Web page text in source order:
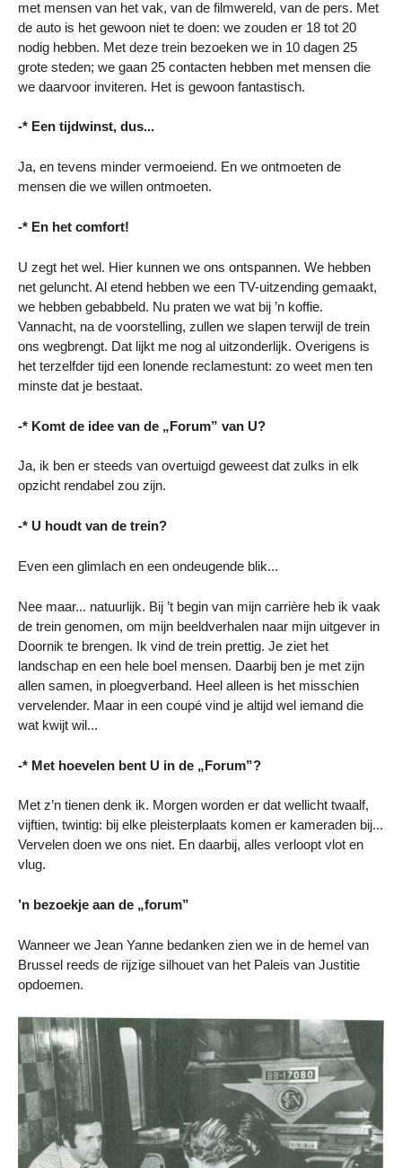
met mensen van het vak, van de filmwereld, van de pers. Met
de auto is het gewoon niet te doen: we zouden er 18 tot 20
nodig hebben. Met deze trein bezoeken we in 10 dagen 25
grote steden; we gaan 25 contacten hebben met mensen die
we daarvoor inviteren. Het is gewoon fantastisch.
-* Een tijdwinst, dus...
Ja, en tevens minder vermoeiend. En we ontmoeten de
mensen die we willen ontmoeten.
-* En het comfort!
U zegt het wel. Hier kunnen we ons ontspannen. We hebben
net geluncht. Al etend hebben we een TV-uitzending gemaakt,
we hebben gebabbeld. Nu praten we wat bij ’n koffie.
Vannacht, na de voorstelling, zullen we slapen terwijl de trein
ons wegbrengt. Dat lijkt me nog al uitzonderlijk. Overigens is
het terzelfder tijd een lonende reclamestunt: zo weet men ten
minste dat je bestaat.
-* Komt de idee van de „Forum” van U?
Ja, ik ben er steeds van overtuigd geweest dat zulks in elk
opzicht rendabel zou zijn.
-* U houdt van de trein?
Even een glimlach en een ondeugende blik...
Nee maar... natuurlijk. Bij ’t begin van mijn carrière heb ik vaak
de trein genomen, om mijn beeldverhalen naar mijn uitgever in
Doornik te brengen. Ik vind de trein prettig. Je ziet het
landschap en een hele boel mensen. Daarbij ben je met zijn
allen samen, in ploegverband. Heel alleen is het misschien
vervelender. Maar in een coupé vind je altijd wel iemand die
wat kwijt wil...
-* Met hoevelen bent U in de „Forum”?
Met z’n tienen denk ik. Morgen worden er dat wellicht twaalf,
vijftien, twintig: bij elke pleisterplaats komen er kameraden bij...
Vervelen doen we ons niet. En daarbij, alles verloopt vlot en
vlug.
’n bezoekje aan de „forum”
Wanneer we Jean Yanne bedanken zien we in de hemel van
Brussel reeds de rijzige silhouet van het Paleis van Justitie
opdoemen.